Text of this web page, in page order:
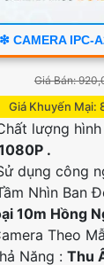
❇ CAMERA IPC-
Giá Bán:
Giá Khuyến Mại:
lượng hình
.
dụng công
Nhìn Ban
10m Hồng
Theo
Năng :Thu